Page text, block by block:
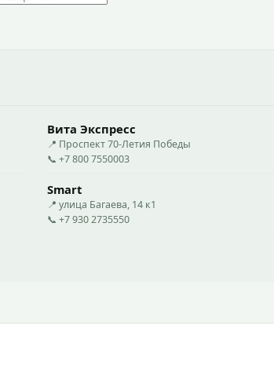
Вита Экспресс
📍 Проспект 70-Летия Победы
📞 +7 800 7550003
Smart
📍 улица Багаева, 14 к1
📞 +7 930 2735550